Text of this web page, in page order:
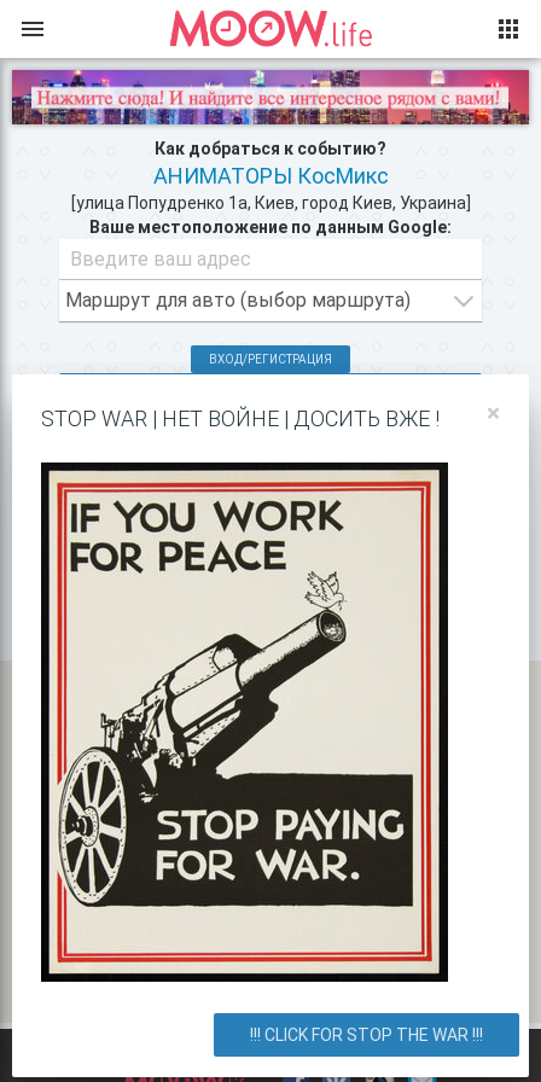
Как добраться к событию?
АНИМАТОРЫ КосМикс
[улица Попудренко 1а, Киев, город Киев, Украина]
Ваше местоположение по данным Google:
ВХОД/РЕГИСТРАЦИЯ
ВСЕ ДЛЯ ДЕТЕЙ >>
ПОКАЗАТЬ НА GOOGLE MAPS!
Карта с маршрутом, как добратся на мероприятие или проехать
к событию. АНИМАТОРЫ КосМикс
улица Попудренко 1а, Киев, город Киев, Украина. Как
добраться? Как доехать? Маршрут.
×
STOP WAR | НЕТ ВОЙНЕ | ДОСИТЬ ВЖЕ !
!!! CLICK FOR STOP THE WAR !!!